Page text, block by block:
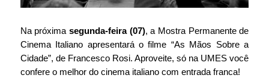
Na próxima segunda-feira (07), a Mostra Permanente de
Cinema Italiano apresentará o filme “As Mãos Sobre a
Cidade”, de Francesco Rosi. Aproveite, só na UMES você
confere o melhor do cinema italiano com entrada franca!